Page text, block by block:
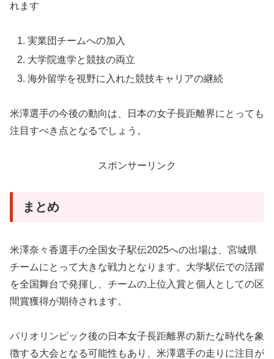
れます
実業団チームへの加入
大学院進学と競技の両立
海外留学を視野に入れた競技キャリアの継続
米澤選手の今後の動向は、日本の女子長距離界にとっても
注目すべき点となるでしょう。
スポンサーリンク
まとめ
米澤奈々香選手の全国女子駅伝2025への出場は、宮城県
チームにとって大きな戦力となります。大学駅伝での活躍
を全国舞台で発揮し、チームの上位入賞と個人としての区
間賞獲得が期待されます。
パリオリンピック後の日本女子長距離界の新たな時代を象
徴する大会となる可能性もあり、米澤選手の走りに注目が